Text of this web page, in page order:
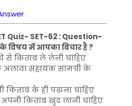
Quiz- SET-62 : Question-
विषय में आपका विचार है ?
से किताब ले लेनी चाहिए
सहायक सामग्री के
किताब के ही पढ़ाना चाहिए
किताब खुद लानी चाहिए